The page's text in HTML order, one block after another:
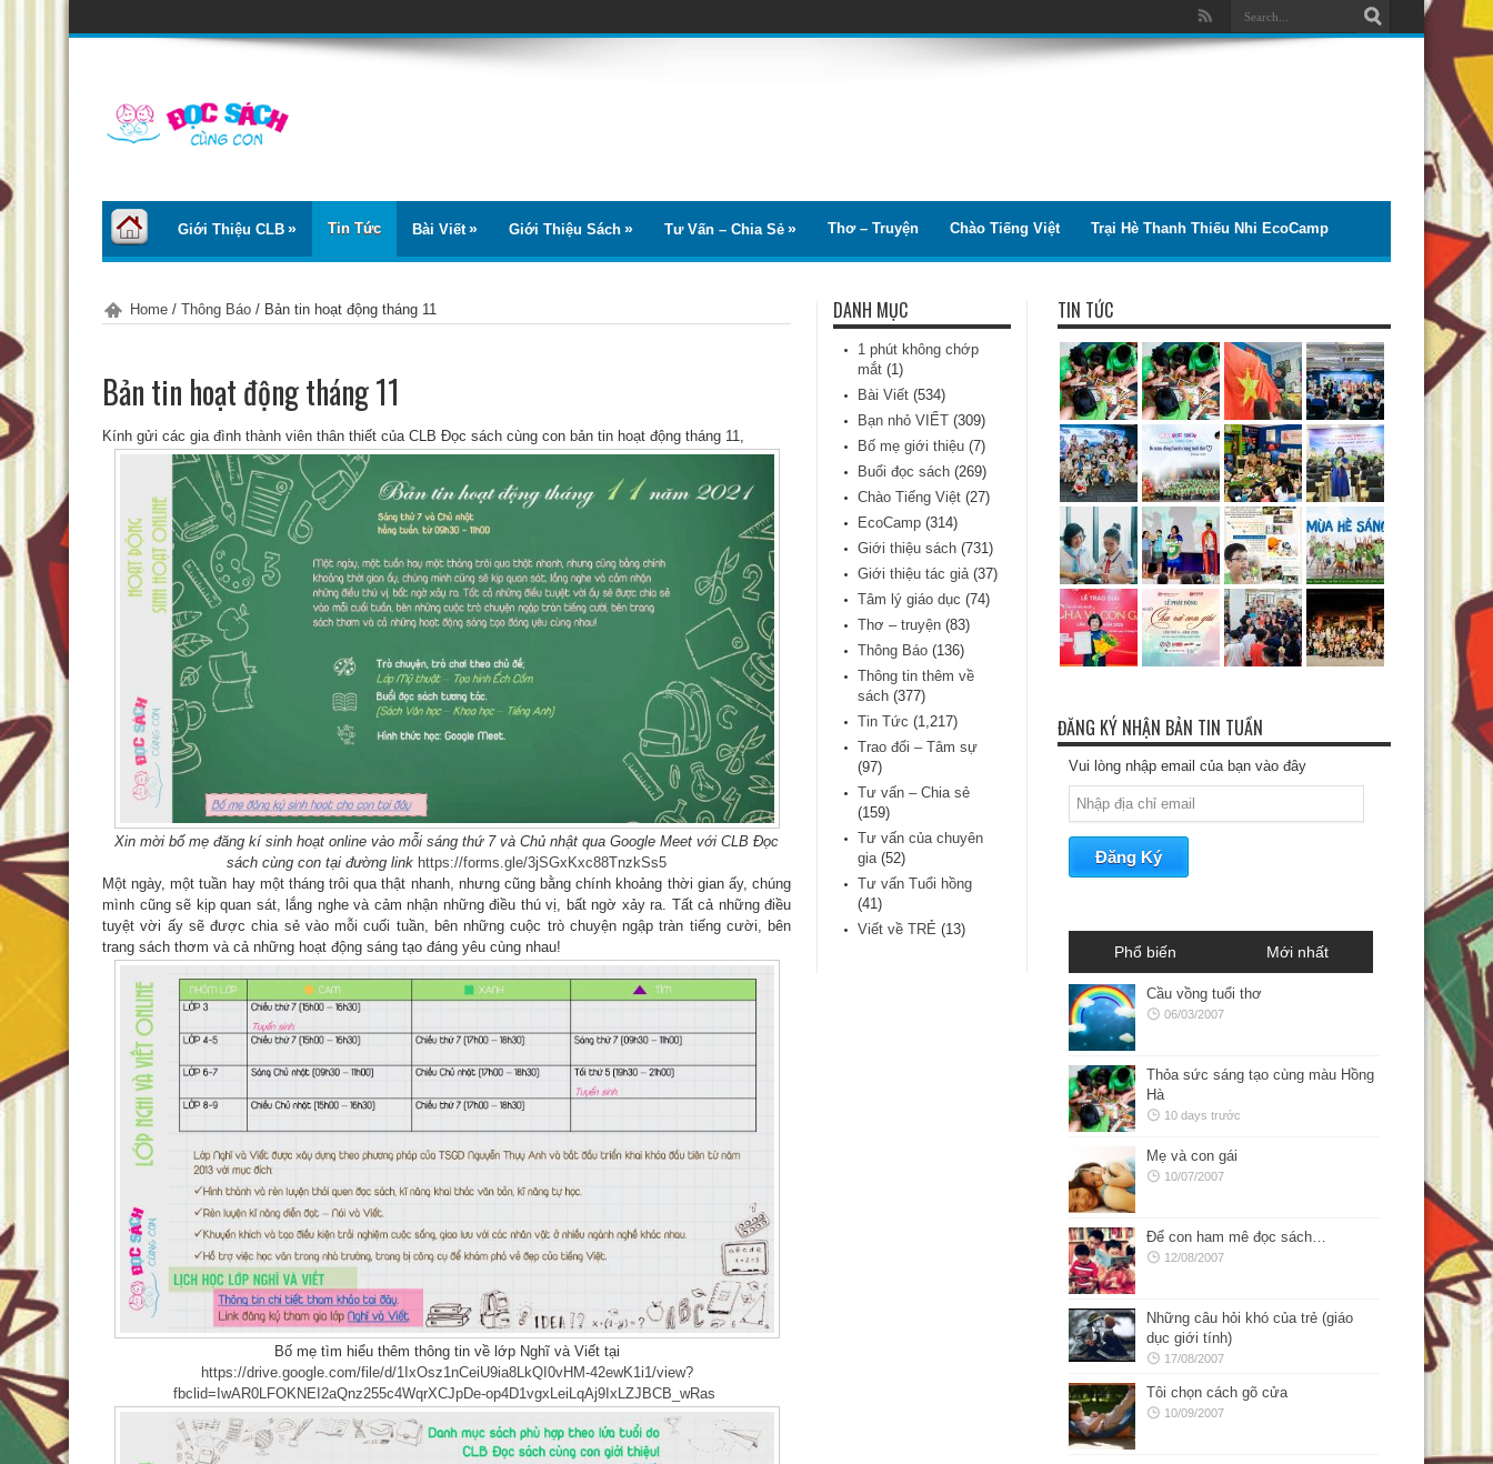
Giới Thiệu CLB Tin Tức Bài Viết Giới Thiệu Sách Tư Vấn – Chia Sẻ Thơ – Truyện Chào Tiếng Việt Trại Hè Thanh Thiếu Nhi EcoCamp
Home / Thông Báo / Bản tin hoạt động tháng 11
Bản tin hoạt động tháng 11
Kính gửi các gia đình thành viên thân thiết của CLB Đọc sách cùng con bản tin hoạt động tháng 11,
Xin mời bố mẹ đăng kí sinh hoạt online vào mỗi sáng thứ 7 và Chủ nhật qua Google Meet với CLB Đọc
sách cùng con tại đường link https://forms.gle/3jSGxKxc88TnzkSs5
Một ngày, một tuần hay một tháng trôi qua thật nhanh, nhưng cũng bằng chính khoảng thời gian ấy, chúng
mình cũng sẽ kịp quan sát, lắng nghe và cảm nhận những điều thú vị, bất ngờ xảy ra. Tất cả những điều
tuyệt vời ấy sẽ được chia sẻ vào mỗi cuối tuần, bên những cuộc trò chuyện ngập tràn tiếng cười, bên
trang sách thơm và cả những hoạt động sáng tạo đáng yêu cùng nhau!
Bố mẹ tìm hiểu thêm thông tin về lớp Nghĩ và Viết tại
https://drive.google.com/file/d/1IxOsz1nCeiU9ia8LkQI0vHM-42ewK1i1/view?
fbclid=IwAR0LFOKNEI2aQnz255c4WqrXCJpDe-op4D1vgxLeiLqAj9IxLZJBCB_wRas
DANH MỤC
1 phút không chớp
mắt (1)
Bài Viết (534)
Bạn nhỏ VIẾT (309)
Bố mẹ giới thiệu (7)
Buổi đọc sách (269)
Chào Tiếng Việt (27)
EcoCamp (314)
Giới thiệu sách (731)
Giới thiệu tác giả(37)
Tâm lý giáo dục (74)
Thơ – truyện (83)
Thông Báo (136)
Thông tin thêm về
sách (377)
Tin Tức (1,217)
Trao đổi – Tâm sự
(97)
Tư vấn – Chia sẻ
(159)
Tư vấn của chuyên
gia(52)
Tư vấn Tuổi hồng
(41)
Viết về TRẺ (13)
TIN TỨC
ĐĂNG KÝ NHẬN BẢN TIN TUẦN
Vui lòng nhập email của bạn vào đây
Phổ biến Mới nhất
Cầu vồng tuổi thơ
06/03/2007
Thỏa sức sáng tạo cùng màu Hồng
Hà
10 days trước
Mẹ và con gái
10/07/2007
Để con ham mê đọc sách…
12/08/2007
Những câu hỏi khó của trẻ (giáo
dục giới tính)
17/08/2007
Tôi chọn cách gõ cửa
10/09/2007